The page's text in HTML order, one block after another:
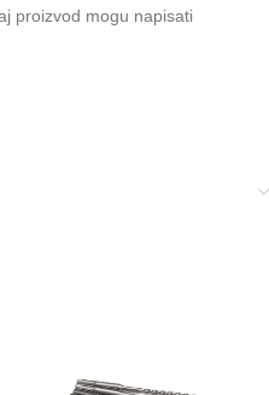
proizvod mogu napisati